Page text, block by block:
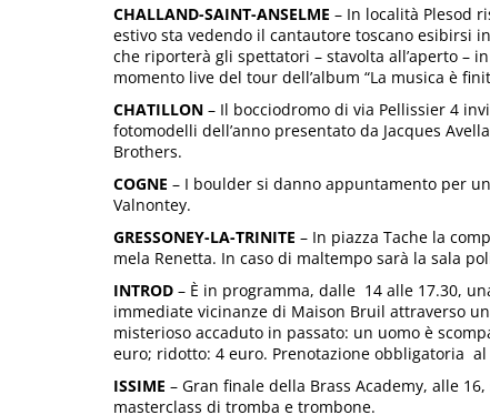
CHALLAND-SAINT-ANSELME – In località Plesod
estivo sta vedendo il cantautore toscano esibirsi
che riporterà gli spettatori – stavolta all’aperto –
momento live del tour dell’album “La musica è
CHATILLON – Il bocciodromo di via Pellissier 4
fotomodelli dell’anno presentato da Jacques
Brothers.
COGNE – I boulder si danno appuntamento per
Valnontey.
GRESSONEY-LA-TRINITE – In piazza Tache la
mela Renetta. In caso di maltempo sarà la sala
INTROD – È in programma, dalle 14 alle 17.30,
immediate vicinanze di Maison Bruil attraverso
misterioso accaduto in passato: un uomo è
euro; ridotto: 4 euro. Prenotazione obbligatoria
ISSIME – Gran finale della Brass Academy, alle
masterclass di tromba e trombone.